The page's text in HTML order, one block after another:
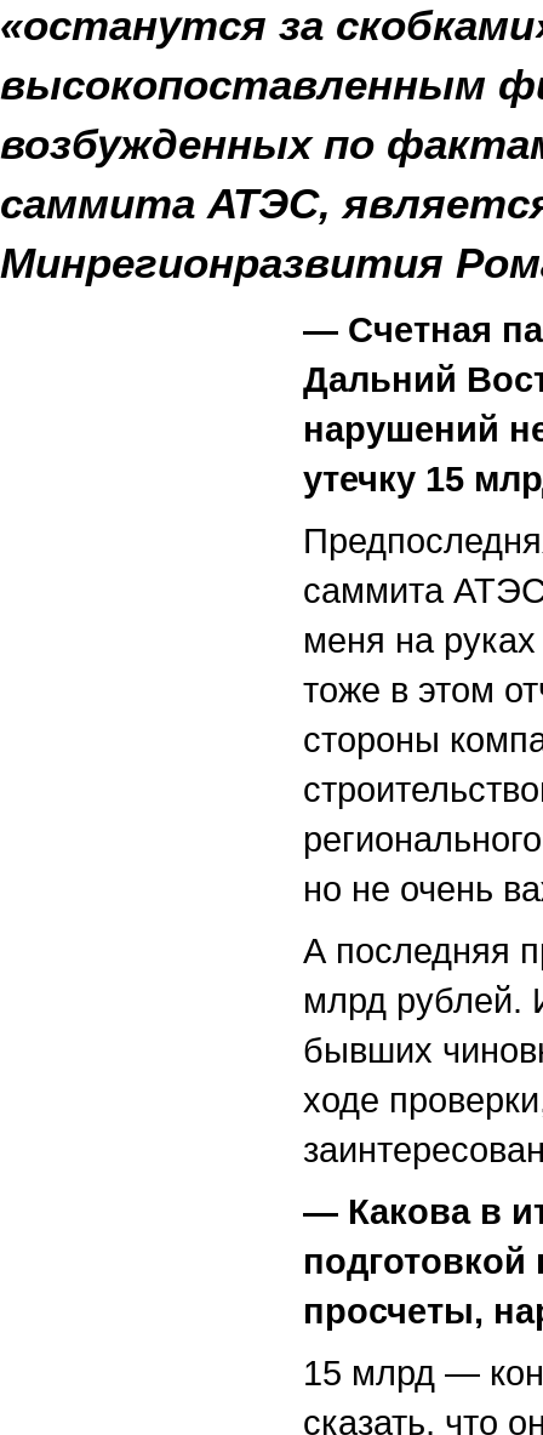
«останутся за
высокопоставленным
возбужденных по
саммита АТЭС,
Минрегионразвития
— Счетная
Дальний
нарушений
утечку 15
саммита
меня на
тоже в этом
стороны
но не очень
А последняя
млрд рублей.
бывших
ходе
— Какова в
подготовкой
просчеты,
15 млрд —
сказать, что